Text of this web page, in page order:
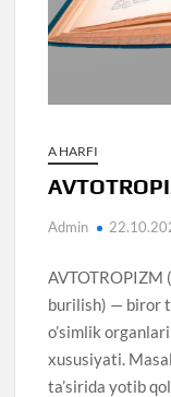
A HARFI
Admin
AVTOTROPIZM
burilish) — biror
o’simlik
xususiyati.
ta’sirida yotib